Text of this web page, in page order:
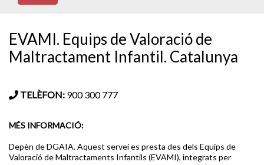
EVAMI. Equips de Valoració de
Maltractament Infantil. Catalunya
TELÈFON: 900 300 777
MÉS INFORMACIÓ:
Depèn de DGAIA. Aquest servei es presta des dels Equips de
Valoració de Maltractaments Infantils (EVAMI), integrats per